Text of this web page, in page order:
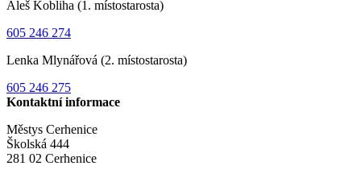
Aleš Kobliha (1. místostarosta)
605 246 274
Lenka Mlynářová (2. místostarosta)
605 246 275
Kontaktní informace
Městys Cerhenice
Školská 444
281 02 Cerhenice